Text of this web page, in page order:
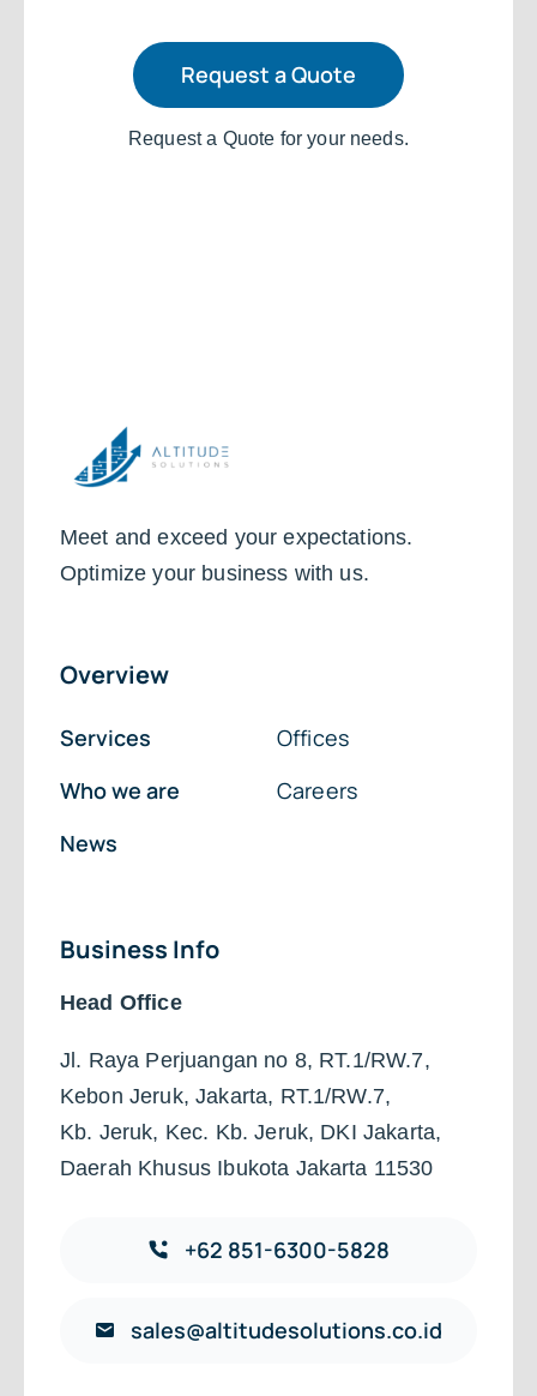
Request a Quote
Request a Quote for your needs.
Meet and exceed your expectations.
Optimize your business with us.
Overview
Services
Who we are
News
Offices
Careers
Business Info
Head Office
Jl. Raya Perjuangan no 8, RT.1/RW.7,
Kebon Jeruk, Jakarta, RT.1/RW.7,
Kb. Jeruk, Kec. Kb. Jeruk, DKI Jakarta,
Daerah Khusus Ibukota Jakarta 11530
+62 851-6300-5828
sales@altitudesolutions.co.id